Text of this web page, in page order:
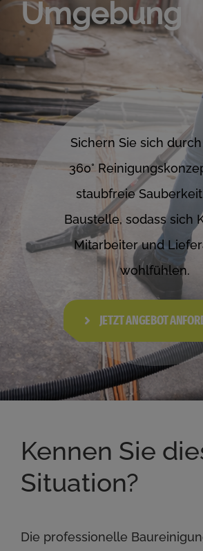
Umgebung
Sichern Sie sich
360°
staubfreie
Baustelle, sodass sich
Mitarbeiter und
wohlfühlen.
JETZT ANGEBOT
Kennen Sie
Situation?
Die professionelle